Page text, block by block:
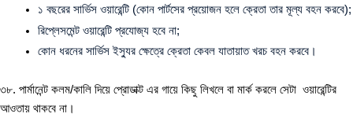
১ বছরের সার্ভিস ওয়ারেন্টি (কোন পার্টসের প্রয়োজন হলে ক্রেতা তার মূল্য বহন করবে);
রিপ্লেসমেন্ট ওয়ারেন্টি প্রযোজ্য হবে না;
কোন ধরনের সার্ভিস ইস্যুর ক্ষেত্রে ক্রেতা কেবল যাতায়াত খরচ বহন করবে।
৩৮. পার্মানেন্ট কলম/কালি দিয়ে প্রোডাক্ট এর গায়ে কিছু লিখলে বা মার্ক করলে সেটা ওয়ারেন্টির
আওতায় থাকবে না।